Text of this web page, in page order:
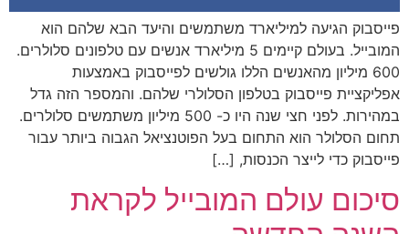
פייסבוק הגיעה למיליארד משתמשים והיעד הבא שלהם הוא
המובייל. בעולם קיימים 5 מיליארד אנשים עם טלפונים סלולרים.
600 מיליון מהאנשים הללו גולשים לפייסבוק באמצעות
אפליקציית פייסבוק בטלפון הסלולרי שלהם. והמספר הזה גדל
במהירות. לפני חצי שנה היו כ- 500 מיליון משתמשים סלולרים.
תחום הסלולר הוא התחום בעל הפוטנציאל הגבוה ביותר עבור
פייסבוק כדי לייצר הכנסות, […]
סיכום עולם המובייל לקראת